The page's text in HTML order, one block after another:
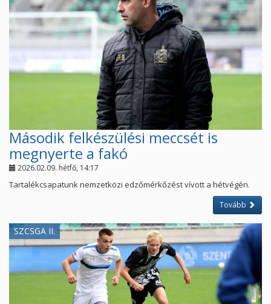
Második felkészülési meccsét is
megnyerte a fakó
2026.02.09. hétfő, 14:17
Tartalékcsapatunk nemzetközi edzőmérkőzést vívott a hétvégén.
Tovább
SZCSGA II.